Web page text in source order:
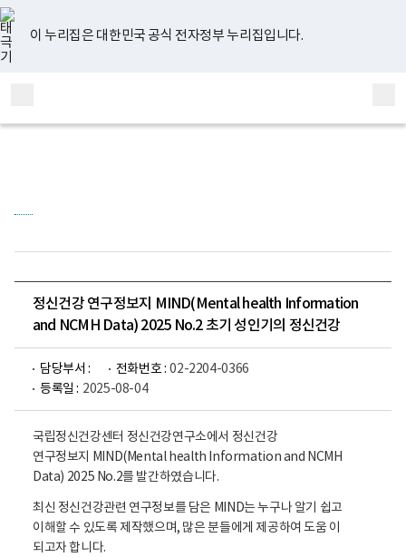
너
비
767px
이
하
이 누리집은 대한민국 공식 전자정부 누리집입니다.
지
검
메
홈
정신건강 연구정보지 MIND(Mental health Information
and NCMH Data) 2025 No.2 초기 성인기의 정신건강
담당부서 : 전화번호 : 02-2204-0366
등록일 : 2025-08-04
국립정신건강센터 정신건강연구소에서 정신건강
연구정보지 MIND(Mental health Information and NCMH
Data) 2025 No.2를 발간하였습니다.
최신 정신건강관련 연구정보를 담은 MIND는 누구나 알기 쉽고
이해할 수 있도록 제작했으며, 많은 분들에게 제공하여 도움 이
되고자 합니다.
유
튜
브
페
이
스
북
인
스
타
그
램
블
로
그